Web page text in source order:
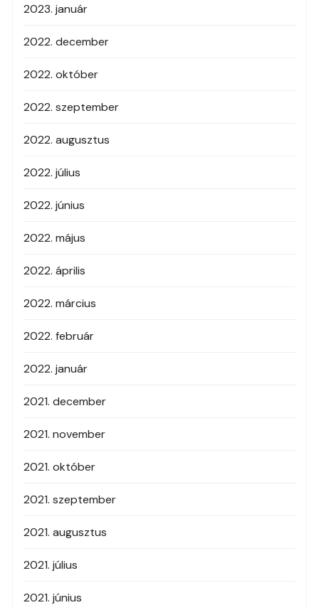
2023. január
2022. december
2022. október
2022. szeptember
2022. augusztus
2022. július
2022. június
2022. május
2022. április
2022. március
2022. február
2022. január
2021. december
2021. november
2021. október
2021. szeptember
2021. augusztus
2021. július
2021. június